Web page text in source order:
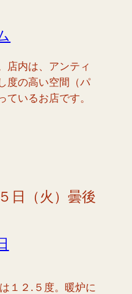
店内は、アンティ
度の高い空間（パ
ているお店です。
日（火）曇後
１２.５度。暖炉に